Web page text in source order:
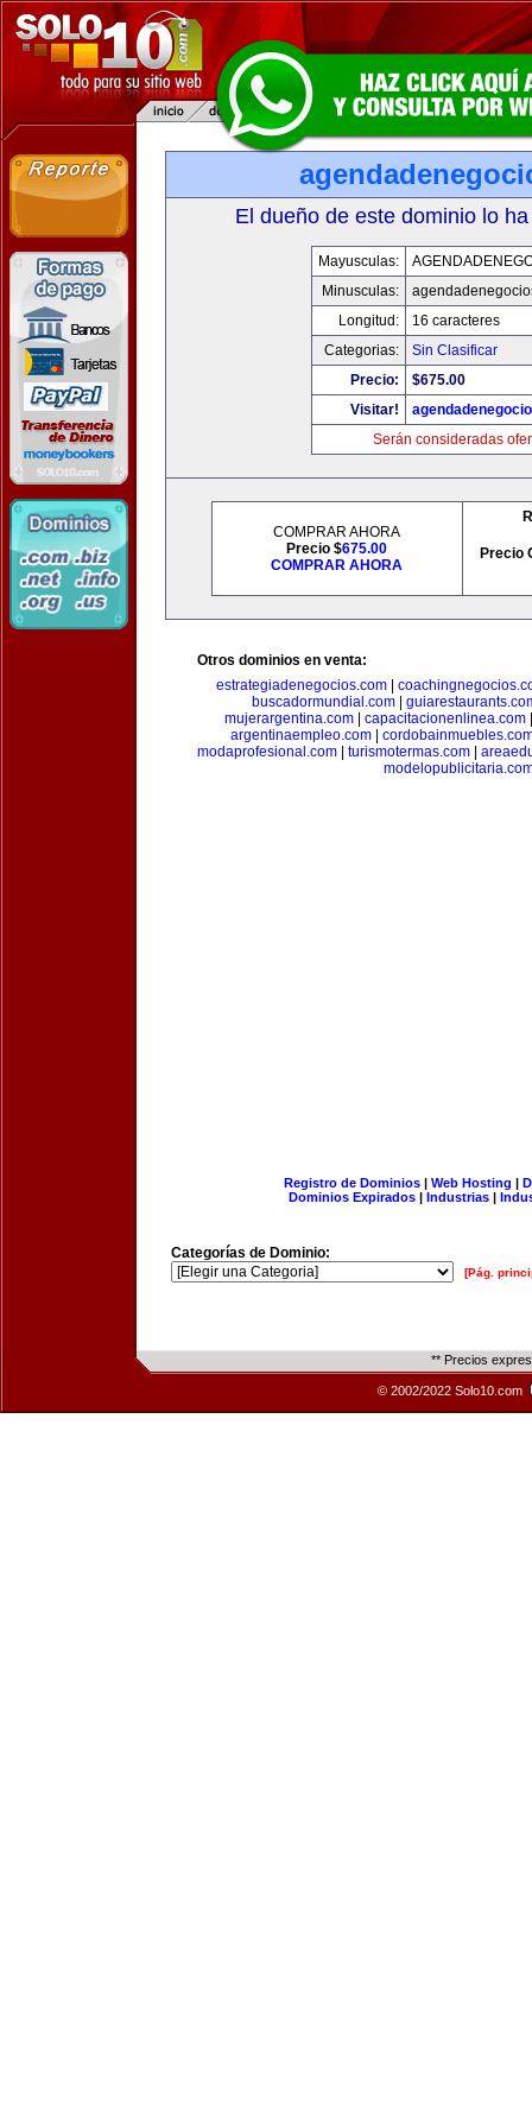
El dueño de este dominio lo
Mayusculas:
Minusculas:
Longitud:
16 caracteres
Categorias:
Sin Clasificar
Precio:
$675.00
Visitar!
Serán consideradas
COMPRAR AHORA
Precio $675.00
COMPRAR AHORA
Precio
Otros dominios en venta:
estrategiadenegocios.com
buscadormundial.com|
mujerargentina.com| capacitacionenlinea.com
argentinaempleo.com|
modaprofesional.com
turismotermas.com
Registro de Dominios| Web Hosting |
Dominios Expirados | Industrias |
Categorías de Dominio:
[Pág.
** Precios
© 2002/2022 Solo10.com